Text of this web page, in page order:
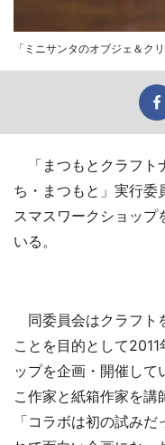
「ミニサンタのオブジェ＆ク
「まつもとクラフト
ち・まつもと」実行委
スマスワークショップ
いる。
同委員会はクラフト
ことを目的として
ップを企画・開催し
こ作家と紙箱作家を講
「コラボは初の試み